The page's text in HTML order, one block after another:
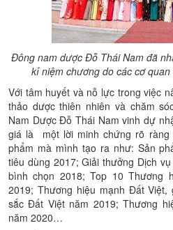
Đông nam dược Đỗ Thái Nam đã
kỉ niệm chương do các cơ
Với tâm huyết và nỗ lực trong việc
thảo dược thiên nhiên và chăm
Nam Dược Đỗ Thái Nam vinh dự
giá là một lời minh chứng rõ ràng
phẩm mà mình tạo ra như: Sản
tiêu dùng 2017; Giải thưởng Dịch
bình chọn 2018; Top 10 Thương
2019; Thương hiệu mạnh Đất
sắc Đất Việt năm 2019; Thương
năm 2020…